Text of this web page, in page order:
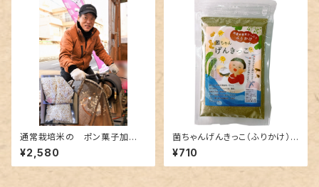
通常栽培米の ポン菓子加
工 1.4kg
¥2,580
菌ちゃんげんきっこ（ふりかけ）：
クリックポストで発送
¥710